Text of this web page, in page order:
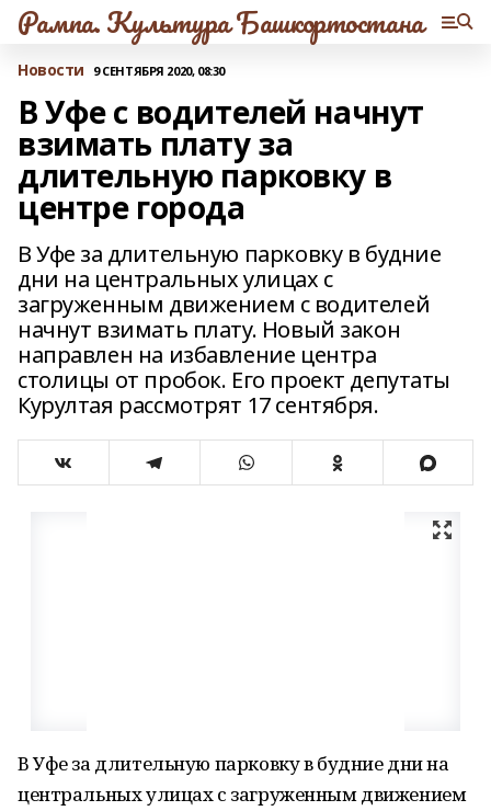
Рампа. Культура Башкортостана
Новости 9 СЕНТЯБРЯ 2020, 08:30
В Уфе с водителей начнут
взимать плату за
длительную парковку в
центре города
В Уфе за длительную парковку в будние
дни на центральных улицах с
загруженным движением с водителей
начнут взимать плату. Новый закон
направлен на избавление центра
столицы от пробок. Его проект депутаты
Курултая рассмотрят 17 сентября.
В Уфе за длительную парковку в будние дни на
центральных улицах с загруженным движением